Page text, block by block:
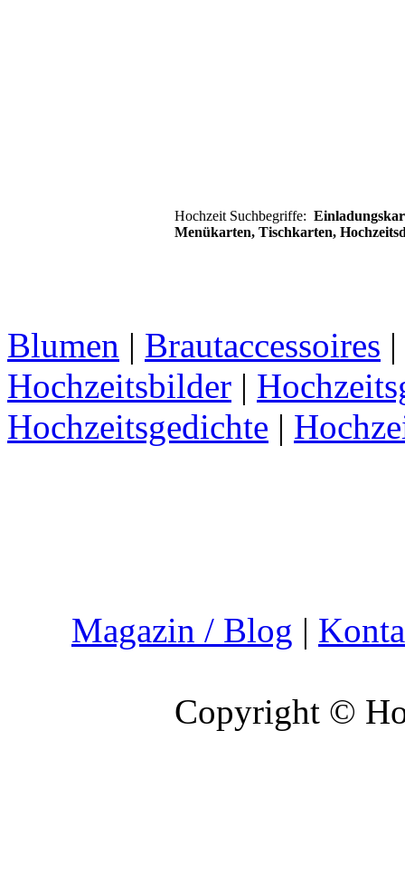
Hochzeit Suchbegriffe:
Menükarten, Tischkarten,
Blumen | Brautaccessoires |
Hochzeitsbilder |
Hochzeitsgedichte |
Magazin / Blog |
Copyright ©